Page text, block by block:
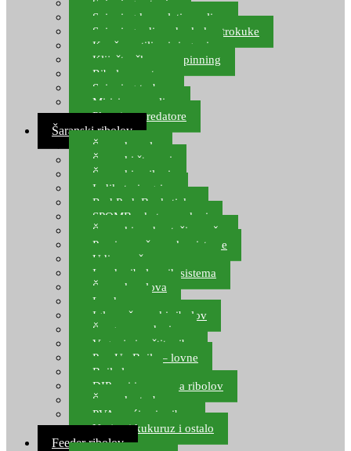
Spinning setovi
Spinning kompleti varalica
Spinning udice, dvokuke, trokuke
Kopče, vrtilice i ringovi
Kliješta, škare za spinning
Ribolov pastrve
Spinning torbe
Mirisi za varalice
Plovci za predatore
Šaranski ribolov
Šaranske role
Šaranski štapovi
Šaranski najloni
Indikatori ugriza
Rod Pod, Banksticks
SPOMB rakete, markeri
Šaranski podmetači, mreže
Pernice za šaranske sisteme
Udice za šarana, amura
Izrada ribolovnih sistema
Šaranska olova
Leadcore
Igle za šaranski ribolov
Špage, upredenice
Vaganje i zaštita ribe
Pop Up Boile – lovne
Boile lovne
DIP-ovi i arome za ribolov
Šaranske torbe
PVA vrećice i pribor
Umjetni kukuruz i ostalo
Feeder ribolov